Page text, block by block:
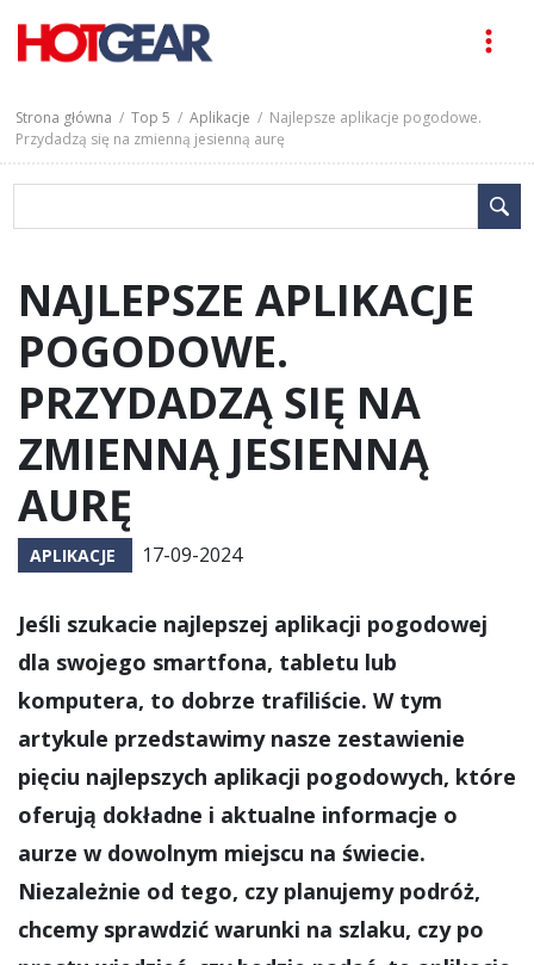
Strona główna /Top 5 /Aplikacje / Najlepsze aplikacje pogodowe.
Przydadzą się na zmienną jesienną aurę
NAJLEPSZE APLIKACJE
POGODOWE.
PRZYDADZĄ SIĘ NA
ZMIENNĄ JESIENNĄ
AURĘ
APLIKACJE 17-09-2024
Jeśli szukacie najlepszej aplikacji pogodowej
dla swojego smartfona, tabletu lub
komputera, to dobrze trafiliście. W tym
artykule przedstawimy nasze zestawienie
pięciu najlepszych aplikacji pogodowych, które
oferują dokładne i aktualne informacje o
aurze w dowolnym miejscu na świecie.
Niezależnie od tego, czy planujemy podróż,
chcemy sprawdzić warunki na szlaku, czy po